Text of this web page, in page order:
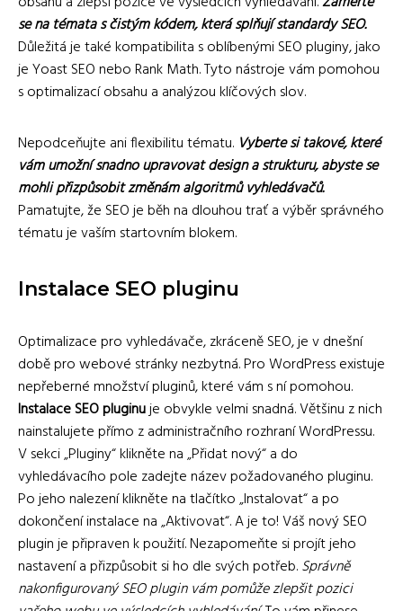
se na témata s čistým kódem, která splňují standardy SEO.
Důležitá je také kompatibilita s oblíbenými SEO pluginy, jako
je Yoast SEO nebo Rank Math. Tyto nástroje vám pomohou
s optimalizací obsahu a analýzou klíčových slov.
Nepodceňujte ani flexibilitu tématu. Vyberte si takové, které
vám umožní snadno upravovat design a strukturu, abyste se
mohli přizpůsobit změnám algoritmů vyhledávačů.
Pamatujte, že SEO je běh na dlouhou trať a výběr správného
tématu je vaším startovním blokem.
Instalace SEO pluginu
Optimalizace pro vyhledávače, zkráceně SEO, je v dnešní
době pro webové stránky nezbytná. Pro WordPress existuje
nepřeberné množství pluginů, které vám s ní pomohou.
Instalace SEO pluginuje obvykle velmi snadná. Většinu z nich
nainstalujete přímo z administračního rozhraní WordPressu.
V sekci „Pluginy“ klikněte na „Přidat nový“ a do
vyhledávacího pole zadejte název požadovaného pluginu.
Po jeho nalezení klikněte na tlačítko „Instalovat“ a po
dokončení instalace na „Aktivovat“. A je to! Váš nový SEO
plugin je připraven k použití. Nezapomeňte si projít jeho
nastavení a přizpůsobit si ho dle svých potřeb.Správně
nakonfigurovaný SEO plugin vám pomůže zlepšit pozici